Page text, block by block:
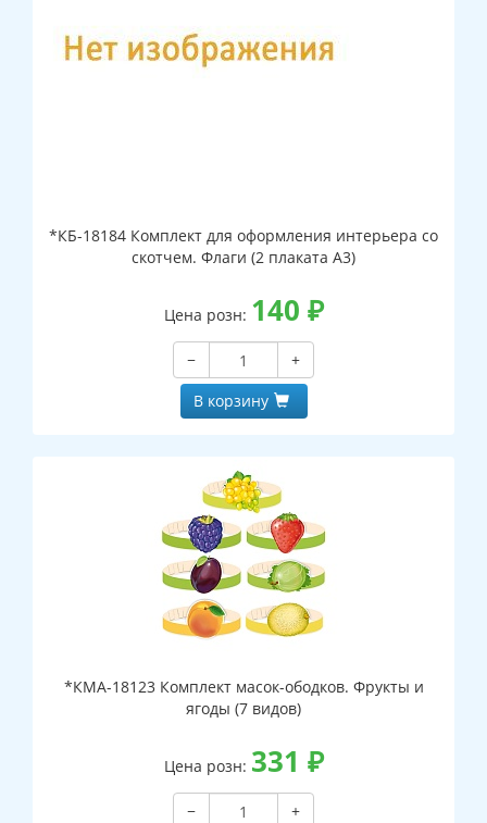
*КБ-18184 Комплект для оформления интерьера со
скотчем. Флаги (2 плаката А3)
Цена розн: 140 ₽
−
+
В корзину
*КМА-18123 Комплект масок-ободков. Фрукты и
ягоды (7 видов)
Цена розн: 331 ₽
−
+